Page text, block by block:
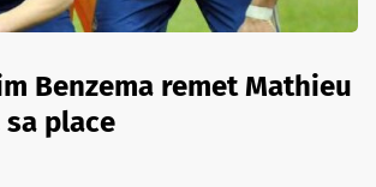
Benzema remet Mathieu
sa place